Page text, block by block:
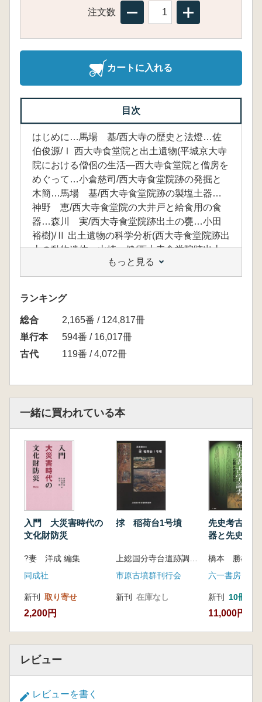
注文数
カートに入れる
目次
はじめに…馬場 基/西大寺の歴史と法燈…佐
伯俊源/Ⅰ 西大寺食堂院と出土遺物(平城京大寺
院における僧侶の生活―西大寺食堂院と僧房を
めぐって…小倉慈司/西大寺食堂院跡の発掘と
木簡…馬場 基/西大寺食堂院跡の製塩土器…
神野 恵/西大寺食堂院の大井戸と給食用の食
器…森川 実/西大寺食堂院跡出土の甕…小田
裕樹)/Ⅱ 出土遺物の科学分析(西大寺食堂院跡出
土の動物遺体…山崎 健/西大寺食堂院跡出土
の植物種実…芝康次郞/土器付着白色物質の分
析について…村上夏希・西内 巧・庄田慎
矢/“最古の酒”を疑う―古代の僧房酒を考える前
提として…庄田慎矢/須恵器内面にみられた白
色付着物のバイヤライト…大道公秀)/Ⅲ 出土遺
物をめぐる再現実験(西大寺食堂院跡出土の果
実種実と古代食の再現…・三舟隆之・遠藤まり
隆之/コラム 古代の醸造に用いられた微生物
土遺物からわかる古代の食の再現―シンポジウ
ム総合討論
もっと見る
ランキング
総合
2,165番 / 124,817冊
単行本
594番 / 16,017冊
古代
119番 / 4,072冊
一緒に買われている本
入門 大災害時代の
文化財防災
?妻 洋成 編集
同成社
新刊 取り寄せ
2,200円
捄 稲荷台1号墳
上総国分寺台遺跡調査団 編
市原古墳群刊行会
新刊 在庫なし
先史考古学
器と先史文化
橋本 勝雄
六一書房
新刊 10冊以上
11,000円
レビュー
レビューを書く